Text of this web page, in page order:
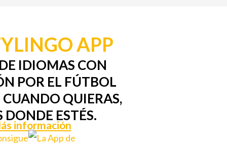
APP
IDIOMAS CON
POR EL FÚTBOL
QUIERAS,
DONDE ESTÉS.
información